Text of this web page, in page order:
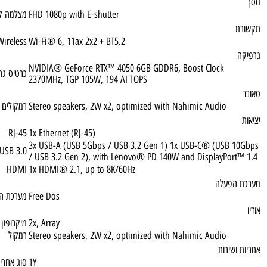
512GB SSD M.2 2242 PCIe® 4.0x4 NVMe® דיסק קשיח
Wi-Fi® 6, 802.11ax 2x2 + BT5.2תקשורת
FHD 1080p with E-shutterמצלמה קדמית
Wi-Fi® 6, 11ax 2x2 + BT5.2
Wireless
NVIDIA® GeForce RTX™ 4050 6GB GDDR6, Boost Clock
2370MHz, TGP 105W, 194 AI TOPS
כרטיס גרפי
Stereo speakers, 2W x2, optimized with Nahimic Audioרמקולים
1x Ethernet (RJ-45)
RJ-45
3x USB-A (USB 5Gbps / USB 3.2 Gen 1) 1x USB-C® (USB
/ USB 3.2 Gen 2), with Lenovo® PD 140W and
USB 3.0
Free Dos מערכת הפעלה